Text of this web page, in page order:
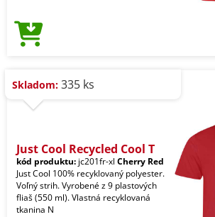
Skladom: 335 ks
Just Cool Recycled Cool T
kód produktu: jc201fr-xl Cherry Red
Just Cool 100% recyklovaný polyester.
Voľný strih. Vyrobené z 9 plastových
fliaš (550 ml). Vlastná recyklovaná
tkanina N